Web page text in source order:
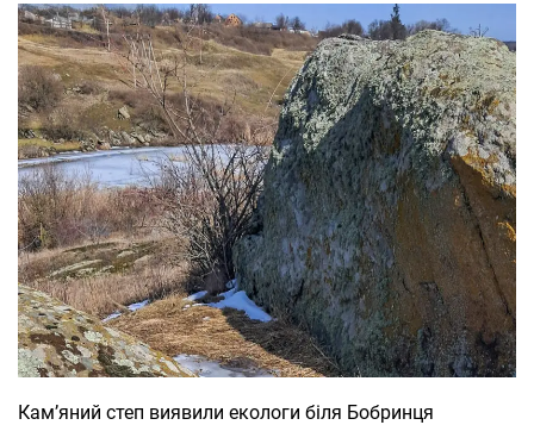
Кам’яний степ виявили екологи біля Бобринця